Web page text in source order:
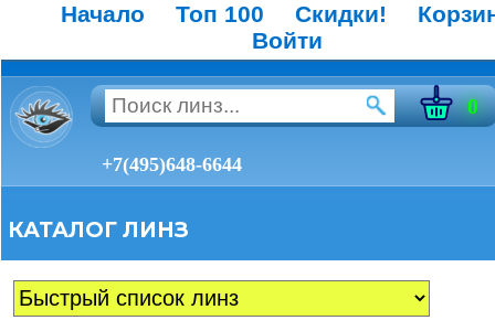
Начало Топ 100 Скидки!
Войти
0
+7(495)648-6644
КАТАЛОГ ЛИНЗ